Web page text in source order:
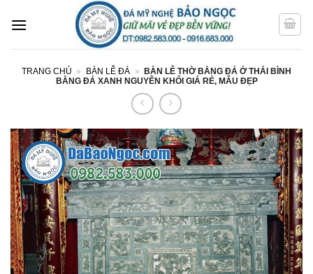
qua
TRANG CHỦ » BÀN LỄ ĐÁ »
BÀN LỄ THỜ BẰNG ĐÁ Ở THÁI BÌNH
BẰNG ĐÁ XANH NGUYÊN KHỐI GIÁ RẺ, MẪU ĐẸP